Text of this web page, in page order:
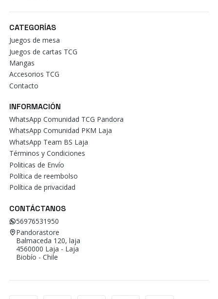
CATEGORÍAS
Juegos de mesa
Juegos de cartas TCG
Mangas
Accesorios TCG
Contacto
INFORMACIÓN
WhatsApp Comunidad TCG Pandora
WhatsApp Comunidad PKM Laja
WhatsApp Team BS Laja
Términos y Condiciones
Politicas de Envío
Política de reembolso
Política de privacidad
CONTÁCTANOS
56976531950
Pandorastore
Balmaceda 120, laja
4560000 Laja - Laja
Biobío - Chile